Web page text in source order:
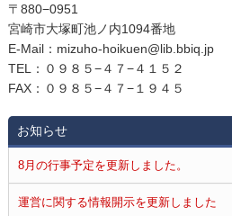
〒880−0951
宮崎市大塚町池ノ内1094番地
E‐Mail：mizuho-hoikuen@lib.bbiq.jp
TEL：０９８５−４７−４１５２
FAX：０９８５−４７−１９４５
お知らせ
8月の行事予定を更新しました。
運営に関する情報開示を更新しました